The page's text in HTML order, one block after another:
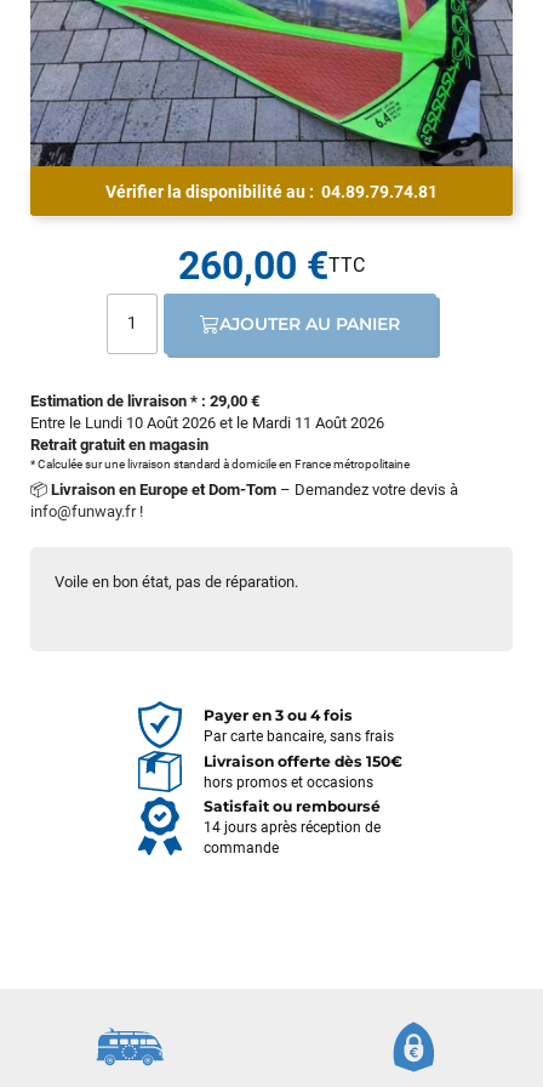
Voile en bon état, pas de réparation.
Vérifier la disponibilité au : 04.89.79.74.81
Estimation de livraison * : 29,00 €
Entre le Lundi 10 Août 2026 et le Mardi 11 Août 2026
Retrait gratuit en magasin
* Calculée sur une livraison standard à domicile en France métropolitaine
📦 Livraison en Europe et Dom-Tom – Demandez votre devis à
info@funway.fr!
260,00 €
AJOUTER AU PANIER
Payer en 3 ou 4 fois
Par carte bancaire, sans frais
Livraison offerte dès 150€
hors promos et occasions
Satisfait ou remboursé
14 jours après réception de
commande
commande validée, le magasin m’a appelé pour confirmer
avec moi les caractéristiques des équipements, me conseiller
sur le matériel à choisir, et m’a même offert du matériel en